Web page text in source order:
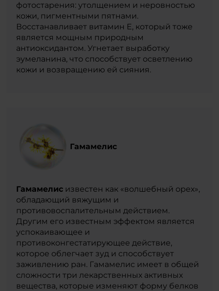
фотостарения: утолщением и неровностью
кожи, пигментными пятнами.
Восстанавливает витамин Е, который тоже
является мощным природным
антиоксидантом. Угнетает выработку
эумеланина, что способствует осветлению
кожи и возвращению ей сияния.
Гамамелис
Гамамелис известен как «волшебный орех»,
обладающий вяжущим и
противовоспалительным действием.
Другим его известным эффектом является
успокаивающее и
противоконгестатирующее действие,
которое облегчает зуд и способствует
заживлению ран. Гамамелис имеет в общей
сложности три лекарственных активных
вещества, которые изменяют форму белков